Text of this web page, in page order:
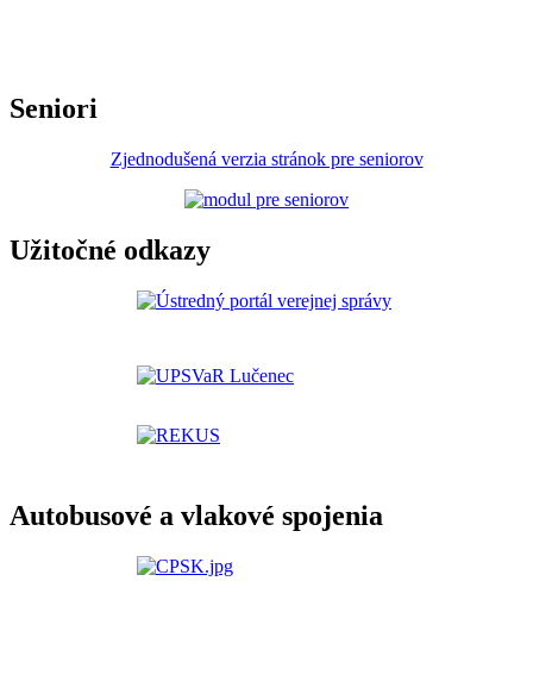
Seniori
Zjednodušená verzia stránok pre seniorov
Užitočné odkazy
Autobusové a vlakové spojenia